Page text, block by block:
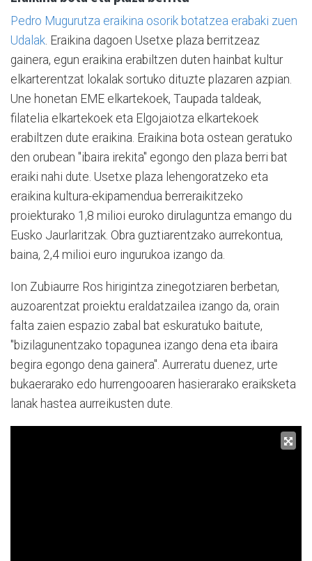
Pedro Mugurutza eraikina osorik botatzea erabaki zuen
Udalak. Eraikina dagoen Usetxe plaza berritzeaz
gainera, egun eraikina erabiltzen duten hainbat kultur
elkarterentzat lokalak sortuko dituzte plazaren azpian.
Une honetan EME elkartekoek, Taupada taldeak,
filatelia elkartekoek eta Elgojaiotza elkartekoek
erabiltzen dute eraikina. Eraikina bota ostean geratuko
den orubean "ibaira irekita" egongo den plaza berri bat
eraiki nahi dute. Usetxe plaza lehengoratzeko eta
eraikina kultura-ekipamendua berreraikitzeko
proiekturako 1,8 milioi euroko dirulaguntza emango du
Eusko Jaurlaritzak. Obra guztiarentzako aurrekontua,
baina, 2,4 milioi euro ingurukoa izango da.
Ion Zubiaurre Ros hirigintza zinegotziaren berbetan,
auzoarentzat proiektu eraldatzailea izango da, orain
falta zaien espazio zabal bat eskuratuko baitute,
"bizilagunentzako topagunea izango dena eta ibaira
begira egongo dena gainera". Aurreratu duenez, urte
bukaerarako edo hurrengooaren hasierarako eraiksketa
lanak hastea aurreikusten dute.